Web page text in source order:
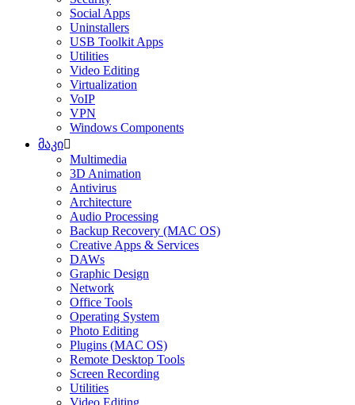
Social Apps
Uninstallers
USB Toolkit Apps
Utilities
Video Editing
Virtualization
VoIP
VPN
Windows Components
მაკი
Multimedia
3D Animation
Antivirus
Architecture
Audio Processing
Backup Recovery (MAC OS)
Creative Apps & Services
DAWs
Graphic Design
Network
Office Tools
Operating System
Photo Editing
Plugins (MAC OS)
Remote Desktop Tools
Screen Recording
Utilities
Video Editing